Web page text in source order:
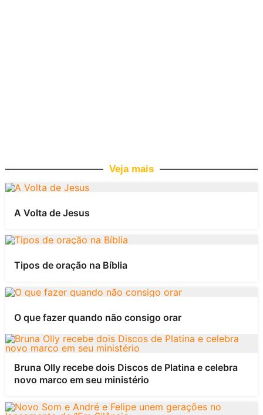
Veja mais
A Volta de Jesus
Tipos de oração na Bíblia
O que fazer quando não consigo orar
Bruna Olly recebe dois Discos de Platina e celebra
novo marco em seu ministério